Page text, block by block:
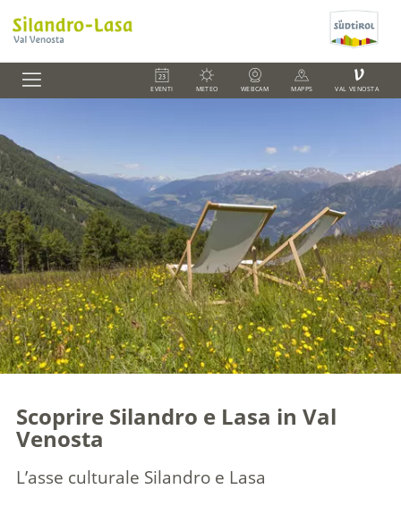
EVENTI METEO WEBCAM MAPPS
V
VAL VENOSTA
Scoprire Silandro e Lasa in Val
Venosta
L’asse culturale Silandro e Lasa